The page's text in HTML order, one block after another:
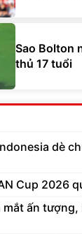
Sao Bolton
thủ 17 tuổi
dè
Cup 2026
mắt ấn